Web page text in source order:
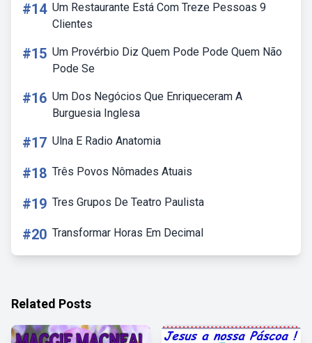
#14 Um Restaurante Está Com Treze Pessoas 9
Clientes
#15 Um Provérbio Diz Quem Pode Pode Quem Não
Pode Se
#16 Um Dos Negócios Que Enriqueceram A
Burguesia Inglesa
#17 Ulna E Radio Anatomia
#18 Três Povos Nômades Atuais
#19 Tres Grupos De Teatro Paulista
#20 Transformar Horas Em Decimal
Related Posts